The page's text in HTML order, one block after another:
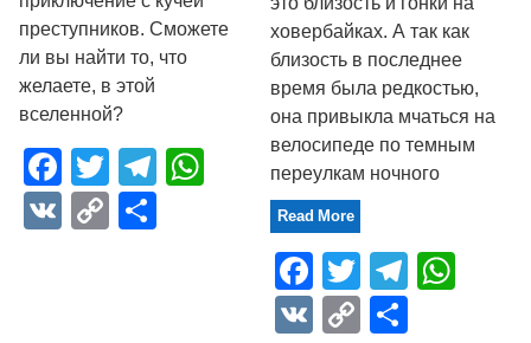
преступников. Сможете
ли вы найти то, что
желаете, в этой
вселенной?​
Facebook
TwitterTelegram
WhatsApp
VK CopyОтправить
ховербайках. А так как
близость в последнее
время была редкостью,
она привыкла мчаться на
велосипеде по темным
переулкам ночного
Read More
Facebook
Twitter
VK Copy